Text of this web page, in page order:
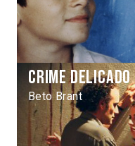
Crime delicado
Beto Brant